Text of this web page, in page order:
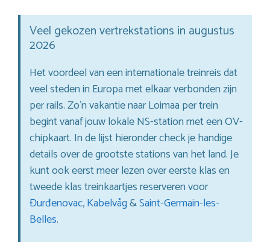
Veel gekozen vertrekstations in augustus
2026
Het voordeel van een internationale treinreis dat
veel steden in Europa met elkaar verbonden zijn
per rails. Zo’n vakantie naar Loimaa per trein
begint vanaf jouw lokale NS-station met een OV-
chipkaart. In de lijst hieronder check je handige
details over de grootste stations van het land. Je
kunt ook eerst meer lezen over eerste klas en
tweede klas treinkaartjes reserveren voor
Đurđenovac,Kabelvåg&Saint-Germain-les-
Belles.